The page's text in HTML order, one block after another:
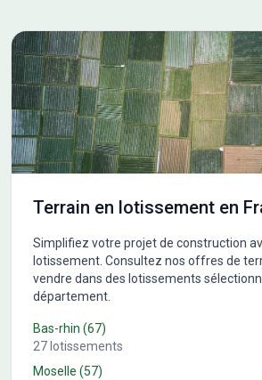
Terrain en lotissement en
Simplifiez votre projet de construction
lotissement. Consultez nos offres de
vendre dans des lotissements
département.
Bas-rhin (67)
27lotissements
Moselle (57)